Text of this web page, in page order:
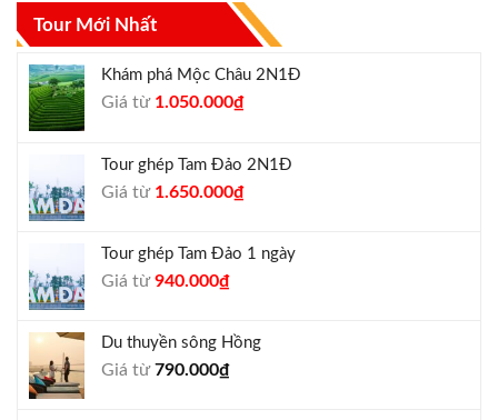
Tour Mới Nhất
Khám phá Mộc Châu 2N1Đ
Giá từ Giá
1.300.000₫.
1.050.000₫Giá
là:
Tour ghép Tam Đảo 2N1Đ
Giá từ Giá
1.800.000₫.
1.650.000₫Giá
là:
Tour ghép Tam Đảo 1 ngày
Giá từGiá
1.000.000₫.
940.000₫Giá
là:
Du thuyền sông Hồng
Giá từ790.000₫